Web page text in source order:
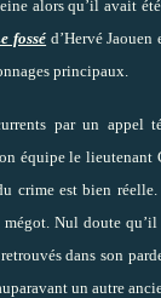
alors qu’il avait
fossé d’Hervé Jaouen
principaux.
par un appel
équipe le
crime est bien
Nul doute
dans son
un autre